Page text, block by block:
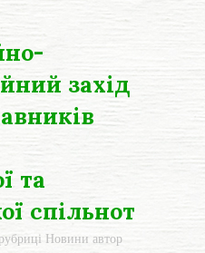
захід
та
спільнот
Новини автор